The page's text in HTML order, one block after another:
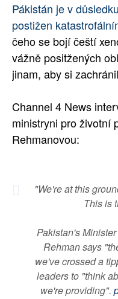
PŘÍSPĚVKY NA PROVOZ
SOCIÁLNÍ SÍTĚ
RUBRIKY
Pákistán je v
postižen
čeho se bojí čeští
vážně positžených
jinam, aby si
Channel 4 News
ministryni pro životní
Rehmanovou:
"We're at this
This is
Pakistan's
Rehman says
we've crossed a
leaders to "think
we're providing".